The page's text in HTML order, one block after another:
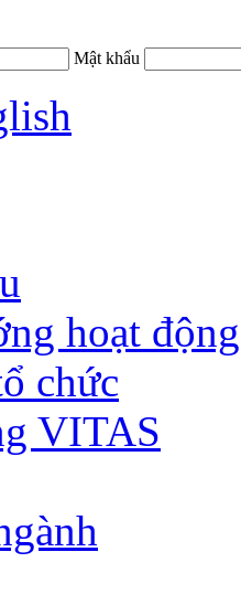
Mật khẩu
hoạt động
chức
VITAS